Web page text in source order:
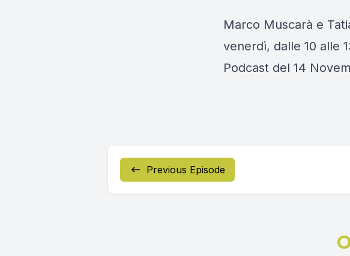
Marco Muscarà e
venerdì, dalle 10 alle
Podcast del 14
Previous Episode